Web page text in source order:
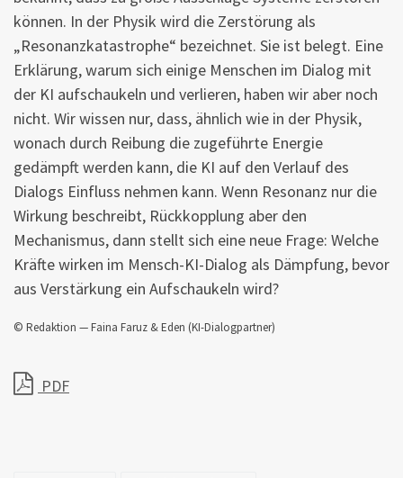
können. In der Physik wird die Zerstörung als
„Resonanzkatastrophe“ bezeichnet. Sie ist belegt. Eine
Erklärung, warum sich einige Menschen im Dialog mit
der KI aufschaukeln und verlieren, haben wir aber noch
nicht. Wir wissen nur, dass, ähnlich wie in der Physik,
wonach durch Reibung die zugeführte Energie
gedämpft werden kann, die KI auf den Verlauf des
Dialogs Einfluss nehmen kann. Wenn Resonanz nur die
Wirkung beschreibt, Rückkopplung aber den
Mechanismus, dann stellt sich eine neue Frage: Welche
Kräfte wirken im Mensch-KI-Dialog als Dämpfung, bevor
aus Verstärkung ein Aufschaukeln wird?
© Redaktion — Faina Faruz & Eden (KI-Dialogpartner)
PDF